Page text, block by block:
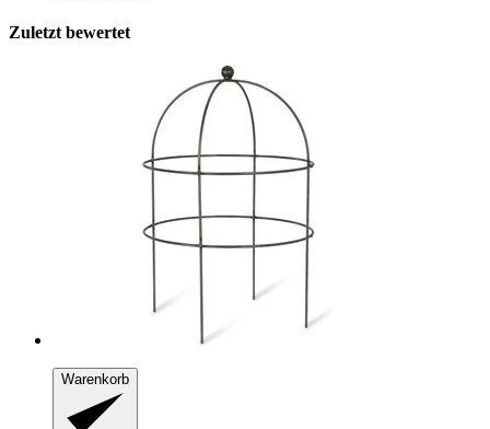
Zuletzt bewertet
Warenkorb